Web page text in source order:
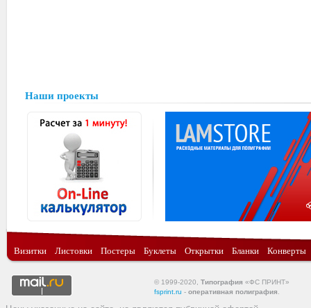
Наши проекты
Визитки Листовки Постеры Буклеты Открытки Бланки Конверты
© 1999-2020, Типография «ФС ПРИНТ»
fsprint.ru - оперативная полиграфия